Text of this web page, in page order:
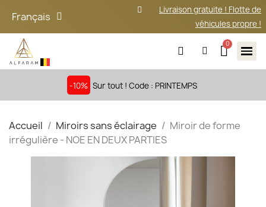
Français
Livraison gratuite ! Flotte de
véhicules propre !
-10% Sur tout ! Code : PRINTEMPS
Accueil Miroirs sans éclairage
Miroir de forme
irrégulière - NOE EN DEUX PARTIES